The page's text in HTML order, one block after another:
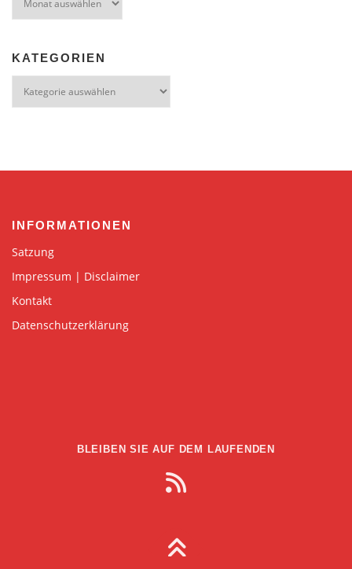
KATEGORIEN
INFORMATIONEN
Satzung
Impressum | Disclaimer
Kontakt
Datenschutzerklärung
BLEIBEN SIE AUF DEM LAUFENDEN